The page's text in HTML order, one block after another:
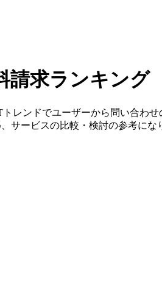
請求ランキング
レンドでユーザーから問い合わ
サービスの比較・検討の参考にな